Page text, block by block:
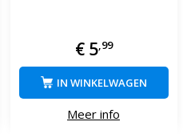
€ 5 99
Meer info
IN WINKELWAGEN